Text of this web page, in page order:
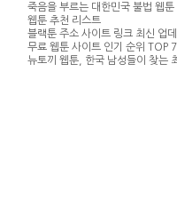
죽음을 부르는 대한민국 불법 웹
웹툰 추천 리스트
블랙툰 주소 사이트 링크 최신 업데
무료 웹툰 사이트 인기 순위 TOP 7
뉴토끼 웹툰, 한국 남성들이 찾는